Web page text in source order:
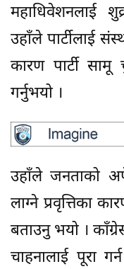
महाधिवेशनलाई
उहाँले पार्टीलाई
कारण पार्टी
गर्नुभयो ।
उहाँले जनताको
लाग्ने प्रवृत्तिका
बताउनु भयो ।
चाहनालाई पूरा